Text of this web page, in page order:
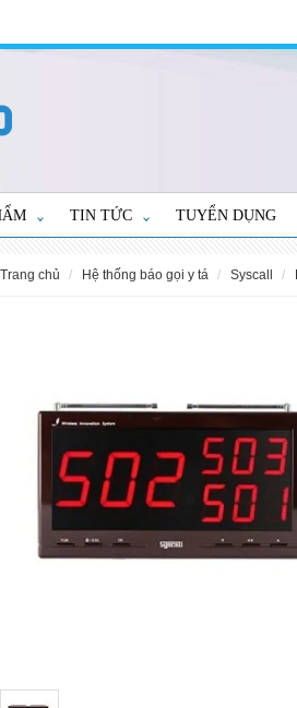
TIN TỨC TUYỂN DỤNG
trang chủ hệ thống báo gọi y tá syscall